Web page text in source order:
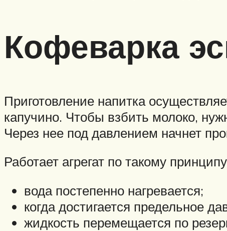
Кофеварка
Приготовление напитка
капучино. Чтобы взбить молоко,
Через нее под давлением начнет
Работает агрегат по такому
вода постепенно нагревается;
когда достигается предельное
жидкость перемещается по